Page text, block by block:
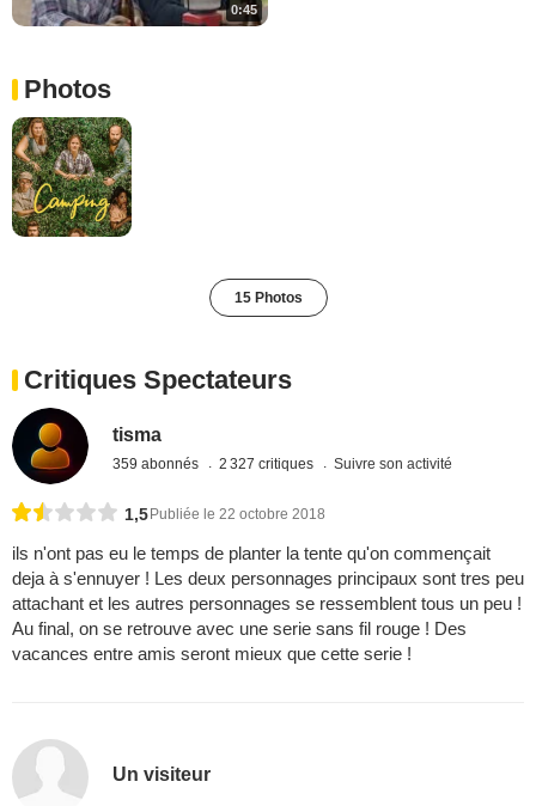
0:45
Photos
15 Photos
Critiques Spectateurs
tisma
359 abonnés 2 327 critiques Suivre son activité
1,5Publiée le 22 octobre 2018
ils n'ont pas eu le temps de planter la tente qu'on commençait
deja à s'ennuyer ! Les deux personnages principaux sont tres peu
attachant et les autres personnages se ressemblent tous un peu !
Au final, on se retrouve avec une serie sans fil rouge ! Des
vacances entre amis seront mieux que cette serie !
Un visiteur